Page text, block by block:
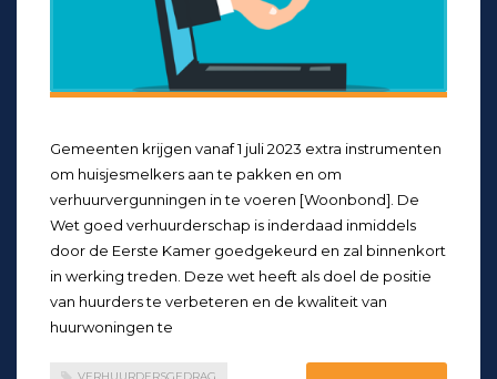
Gemeenten krijgen vanaf 1 juli 2023 extra instrumenten
om huisjesmelkers aan te pakken en om
verhuurvergunningen in te voeren [Woonbond]. De
Wet goed verhuurderschap is inderdaad inmiddels
door de Eerste Kamer goedgekeurd en zal binnenkort
in werking treden. Deze wet heeft als doel de positie
van huurders te verbeteren en de kwaliteit van
huurwoningen te